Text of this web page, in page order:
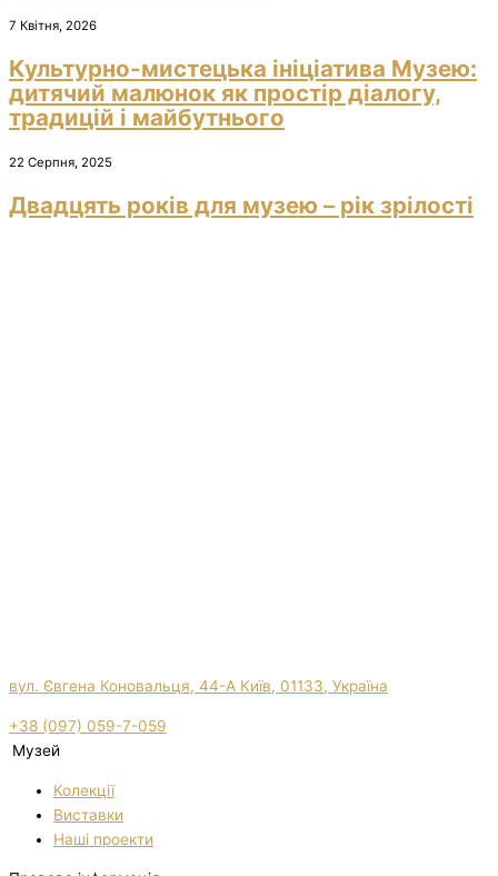
7 Квітня, 2026
Культурно-мистецька ініціатива Музею:
дитячий малюнок як простір діалогу,
традицій і майбутнього
22 Серпня, 2025
Двадцять років для музею – рік зрілості
вул. Євгена Коновальця, 44-А Київ, 01133, Україна
+38 (097) 059-7-059
Музей
Колекції
Виставки
Нашi проекти